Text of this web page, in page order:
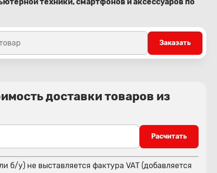
Заказать
доставки товаров из
Расчитать
б/у) не выставляется фактура VAT (добавляется